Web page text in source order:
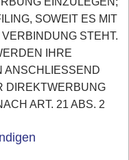
SOWEIT ES MIT
STEHT.
IHRE
ANSCHLIESSEND
DIREKTWERBUNG
ART. 21 ABS. 2